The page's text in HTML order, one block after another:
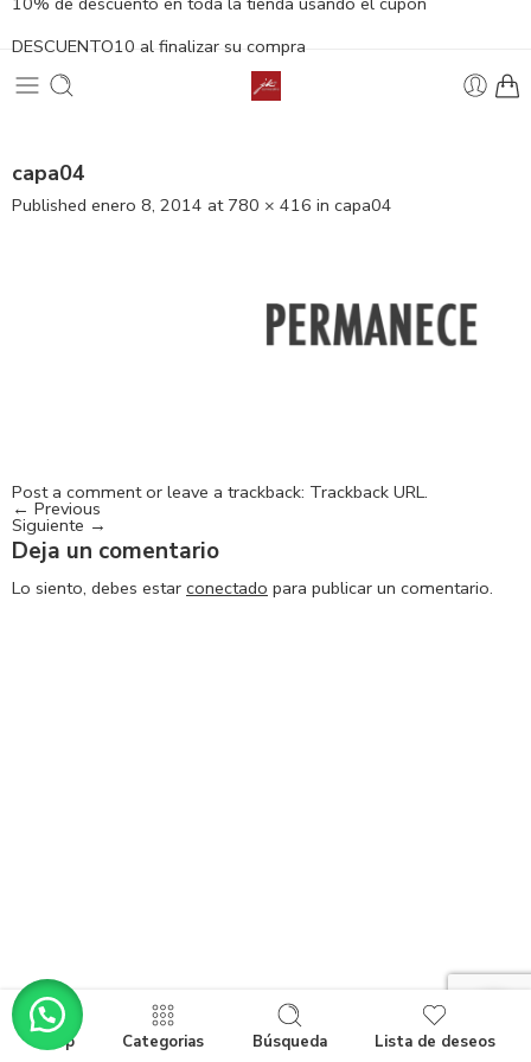
DESCUENTO10 al finalizar su compra
capa04
Published enero 8, 2014 at 780 × 416 in capa04
Post a commentor leave a trackback: Trackback URL.
← Previous
Siguiente →
Deja un comentario
Lo siento, debes estar conectado para publicar un comentario.
Shop Categorias Búsqueda Lista de deseos